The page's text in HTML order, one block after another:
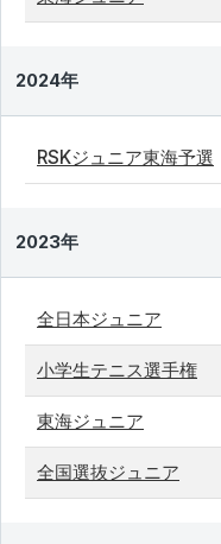
2024年
RSKジュニア東海予選
2023年
全日本ジュニア
小学生テニス選手権
東海ジュニア
全国選抜ジュニア